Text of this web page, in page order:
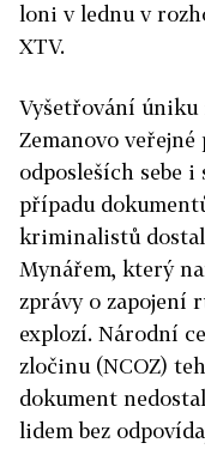
loni v lednu v
XTV.
Vyšetřování úniku
Zemanovo veřejné
odposleších sebe
případu
kriminalistů
Mynářem, který
zprávy o zapojení
explozí. Národní
zločinu (NCOZ)
dokument
lidem bez